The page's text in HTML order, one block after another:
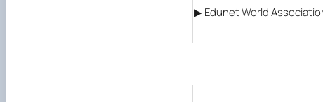
▶ Edunet World